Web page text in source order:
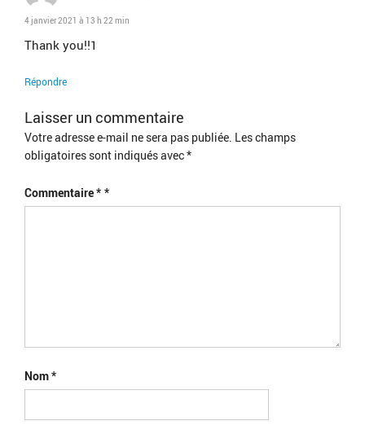
4 janvier 2021 à 13 h 22 min
Thank you!!1
Répondre
Laisser un commentaire
Votre adresse e-mail ne sera pas publiée. Les champs
obligatoires sont indiqués avec*
Commentaire*
Nom*